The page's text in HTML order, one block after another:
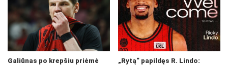
Galiūnas po krepšiu priėmė
„Rytą“ papildęs R. Lindo: